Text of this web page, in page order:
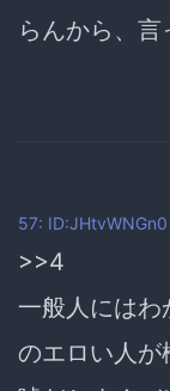
らんから、
57: ID:JHtvWNGn0
>>4
一般人には
のエロい人が